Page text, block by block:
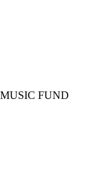
MUSIC FUND